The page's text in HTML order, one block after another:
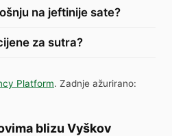
na jeftinije sate?
za sutra?
Platform. Zadnje ažurirano:
blizu Vyškov